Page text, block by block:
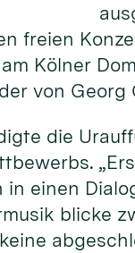
freien
Kölner
von
die
einen
blicke